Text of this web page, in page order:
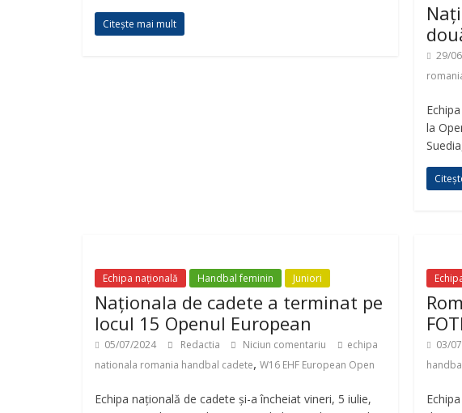
Citește mai mult
29/
la
Echipa națională Handbal feminin Juniori
Naționala de cadete a terminat pe
locul 15 Openul European
05/07/2024 Redactia Niciun comentariu
echipa
nationala romania handbal cadete, W16 EHF European Open
Echipa națională de cadete și-a încheiat vineri, 5 iulie,
03/